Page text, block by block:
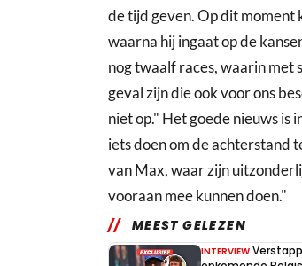
de tijd geven. Op dit moment
waarna hij ingaat op de
nog twaalf races, waarin met
geval zijn die ook voor ons
niet op." Het goede nieuws is
iets doen om de achterstand
van Max, waar zijn
vooraan mee kunnen doen."
MEEST GELEZEN
INTERVIEW